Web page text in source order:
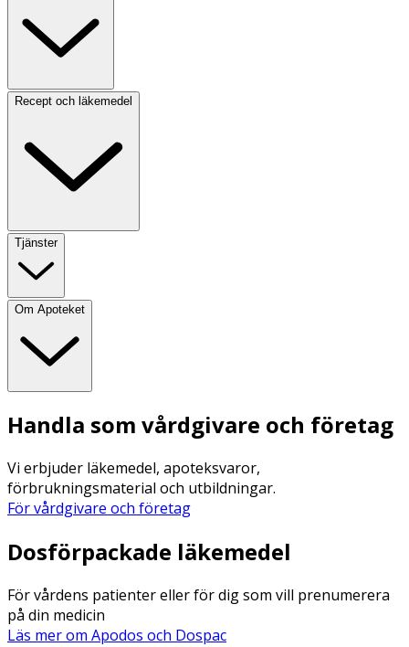
Recept och läkemedel
Tjänster
Om Apoteket
Handla som vårdgivare och företag
Vi erbjuder läkemedel, apoteksvaror,
förbrukningsmaterial och utbildningar.
För vårdgivare och företag
Dosförpackade läkemedel
För vårdens patienter eller för dig som vill prenumerera
på din medicin
Läs mer om Apodos och Dospac